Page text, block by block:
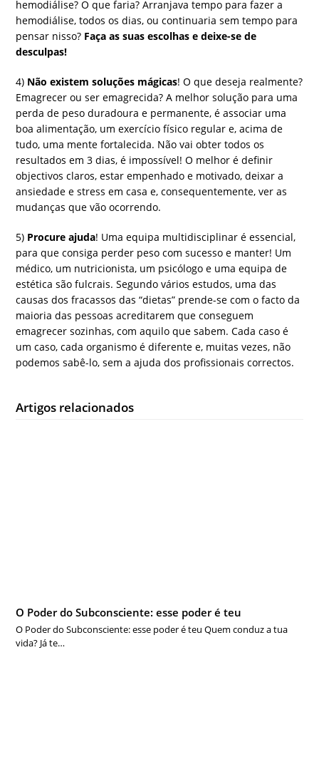
hemodiálise? O que faria? Arranjava tempo para fazer a
hemodiálise, todos os dias, ou continuaria sem tempo para
pensar nisso? Faça as suas escolhas e deixe-se de
desculpas!
4) Não existem soluções mágicas! O que deseja realmente?
Emagrecer ou ser emagrecida? A melhor solução para uma
perda de peso duradoura e permanente, é associar uma
boa alimentação, um exercício físico regular e, acima de
tudo, uma mente fortalecida. Não vai obter todos os
resultados em 3 dias, é impossível! O melhor é definir
objectivos claros, estar empenhado e motivado, deixar a
ansiedade e stress em casa e, consequentemente, ver as
mudanças que vão ocorrendo.
5) Procure ajuda! Uma equipa multidisciplinar é essencial,
para que consiga perder peso com sucesso e manter! Um
médico, um nutricionista, um psicólogo e uma equipa de
estética são fulcrais. Segundo vários estudos, uma das
causas dos fracassos das “dietas” prende-se com o facto da
maioria das pessoas acreditarem que conseguem
emagrecer sozinhas, com aquilo que sabem. Cada caso é
um caso, cada organismo é diferente e, muitas vezes, não
podemos sabê-lo, sem a ajuda dos profissionais correctos.
Artigos relacionados
O Poder do Subconsciente: esse poder é teu
O Poder do Subconsciente: esse poder é teu Quem conduz a tua
vida? Já te…